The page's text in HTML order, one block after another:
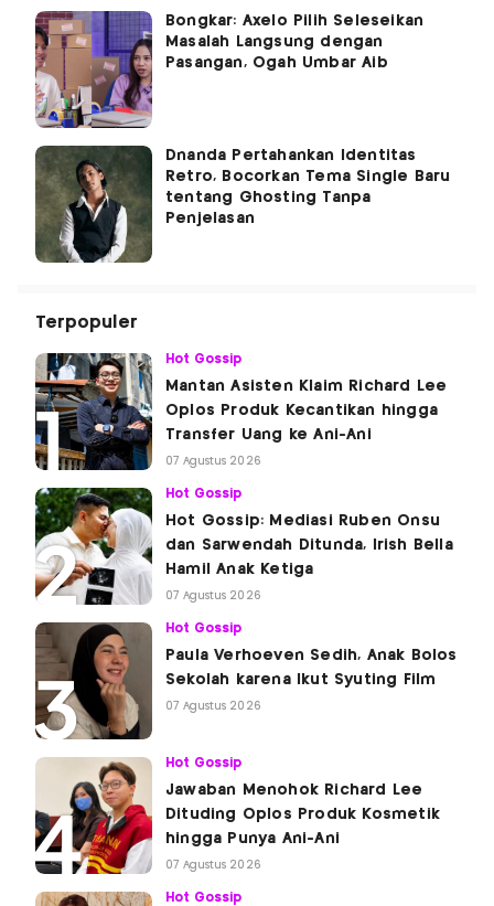
Bongkar: Axelo Pilih Seleseikan
Masalah Langsung dengan
Pasangan, Ogah Umbar Aib
Dnanda Pertahankan Identitas
Retro, Bocorkan Tema Single Baru
tentang Ghosting Tanpa
Penjelasan
Terpopuler
Hot Gossip
Mantan Asisten Klaim Richard Lee
Oplos Produk Kecantikan hingga
Transfer Uang ke Ani-Ani
07 Agustus 2026
Hot Gossip
Hot Gossip: Mediasi Ruben Onsu
dan Sarwendah Ditunda, Irish Bella
Hamil Anak Ketiga
07 Agustus 2026
Hot Gossip
Paula Verhoeven Sedih, Anak Bolos
Sekolah karena Ikut Syuting Film
07 Agustus 2026
Hot Gossip
Jawaban Menohok Richard Lee
Dituding Oplos Produk Kosmetik
hingga Punya Ani-Ani
07 Agustus 2026
Hot Gossip